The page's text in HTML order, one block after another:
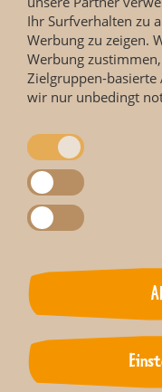
auch ab 8. Mai auf
Co.“ abrufbar.
einem Tierquiz, dem
neue Serie hin.
Ihr Surfverhalten zu
Werbung zu zeigen.
Werbung
Zielgruppen-basierte
wir nur unbedingt